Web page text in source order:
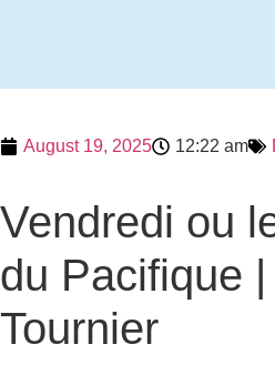
August 19, 2025 12:22 am
Vendredi ou
du Pacifique
Tournier